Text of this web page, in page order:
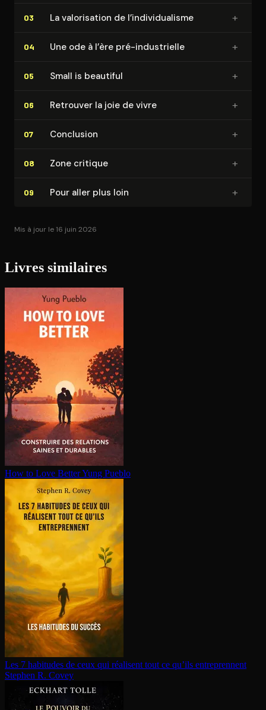
03 La va­lo­ri­sa­tion de l’in­di­vi­dua­lisme +
04 Une ode à l’ère pré-in­dus­trielle +
05 Small is beautiful +
06 Retrouver la joie de vivre +
07 Conclusion +
08 Zone critique +
09 Pour aller plus loin +
Mis à jour le 16 juin 2026
Livres similaires
How to Love BetterYung Pueblo
Les 7 habitudes de ceux qui réalisent tout ce qu’ils en­tre­prennent
Stephen R. Covey